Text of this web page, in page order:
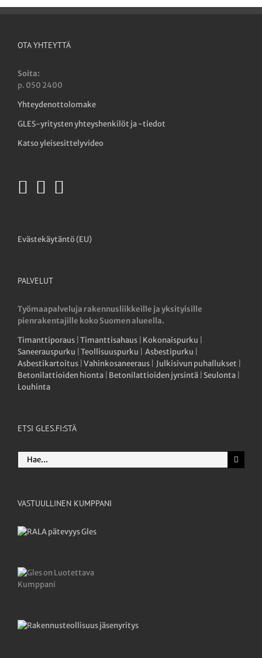
OTA YHTEYTTÄ
Soita:
p. 050 2400
Yhteydenottolomake
GLES-yritysten yhteyshenkilöt ja -tiedot
Katso yleisesittelyvideo
Evästekäytäntö (EU)
PALVELUT
Työmaapalveluja rakennusliikkeille ja yksityisille
pienrakentajille koko Suomen alueella.
Timanttiporaus Timanttisahaus Kokonaispurku
Saneerauspurku Teollisuuspurku Asbestipurku
Asbestikartoitus Vahinkosaneeraus Julkisivun puhallukset
Betonilattioiden hionta Betonilattioiden jyrsintä Seulonta
Louhinta
ETSI GLES.FI:STÄ
Etsi
...
VASTUULLINEN KUMPPANI